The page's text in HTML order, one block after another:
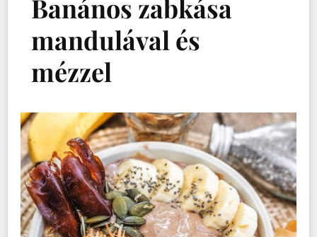
Banános zabkása
mandulával és
mézzel